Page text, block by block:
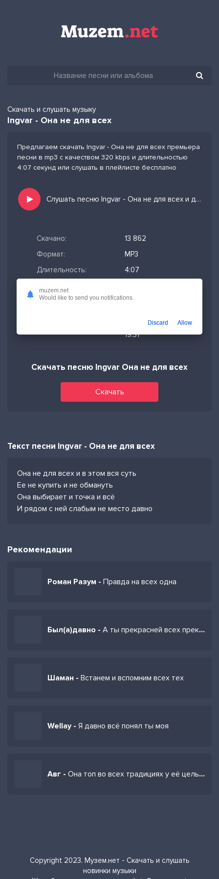
Скачать и слушать музыку
Ingvar - Она не для всех
Предлагаем скачать Ingvar - Она не для всех премьера
песни в mp3 с качеством 320 kbps и длительностью
4:07 секунд или слушать в плейлисте бесплатно
Слушать песню Ingvar - Она не для всех и добавить в избранных
Скачано:
13 862
Формат:
MP3
Длительность:
4:07
Качество mp3:
320 кбит/с,
02-04-2026,
19:31
Скачать песню Ingvar Она не для всех
Скачать
Текст песни Ingvar - Она не для всех
Она не для всех и в этом вся суть
Ее не купить и не обмануть
Она выбирает и точка и всё
И рядом с ней слабым не место давно
Рекомендации
Роман Разум - Правда на всех одна
Был(а)давно - А ты прекрасней всех прекрасных из темного космоса
Шаман - Встанем и вспомним всех тех
Wellay - Я давно всё понял ты моя
Авг - Она топ во всех традициях у её цель столица
Copyright 2023. Музем.нет - Скачать и слушать
новинки музыки
muzem.net
Would like to send you notifications
Discard Allow